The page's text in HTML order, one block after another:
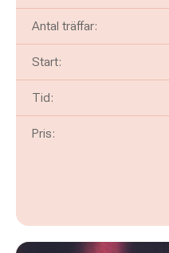
Antal träffar:
Start:
Tid:
Pris: